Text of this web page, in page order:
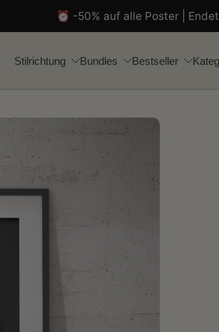
⏰ -50% auf alle Poster |
Stilrichtung Bundles Bestseller